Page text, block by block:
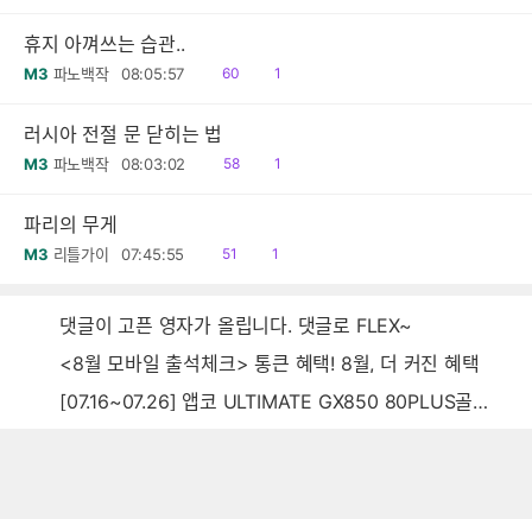
휴지 아껴쓰는 습관..
M3 파노백작 08:05:57
읽
60
댓1
러시아 전절 문 닫히는 법
M3 파노백작 08:03:02
읽
58
댓1
파리의 무게
M3 리틀가이 07:45:55
읽
51
댓1
댓글이 고픈 영자가 올립니다. 댓글로 FLEX~
<8월 모바일 출석체크> 통큰 혜택! 8월, 더 커진 혜택
[07.16~07.26] 앱코 ULTIMATE GX850 80PLUS골드 풀모듈러 ATX3.0 블랙